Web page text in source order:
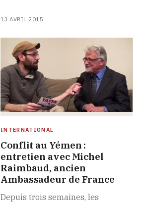
13 AVRIL 2015
INTERNATIONAL
Conflit au Yémen :
entretien avec Michel
Raimbaud, ancien
Ambassadeur de France
Depuis trois semaines, les